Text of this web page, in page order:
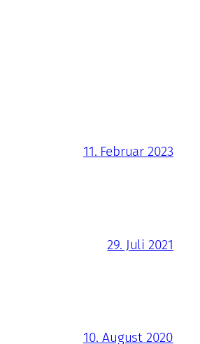
11. Februar 2023
29. Juli 2021
10. August 2020